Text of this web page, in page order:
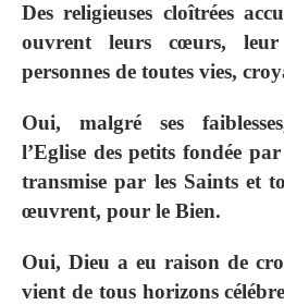
Des religieuses cloîtrées
ouvrent leurs cœurs,
personnes de toutes vies,
Oui, malgré ses
l’Eglise des petits fondée
transmise par les Saints et
œuvrent, pour le Bien.
Oui, Dieu a eu raison de
vient de tous horizons